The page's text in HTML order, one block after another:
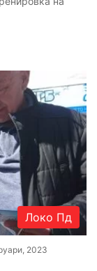
Локо Пд
2023